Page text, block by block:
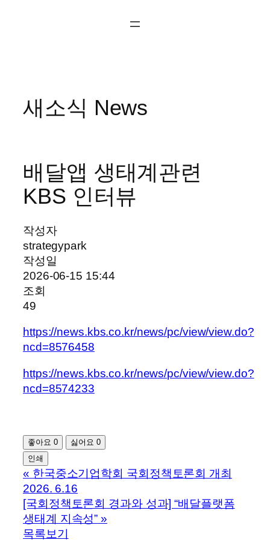
새소식 News
배달앱 생태계관련
KBS 인터뷰
작성자
strategypark
작성일
2026-06-15 15:44
조회
49
https://news.kbs.co.kr/news/pc/view/view.do?
ncd=8576458
https://news.kbs.co.kr/news/pc/view/view.do?
ncd=8574233
좋아요 0 싫어요 0
인쇄
« 한국중소기업학회 국회정책토론회 개최
2026. 6.16
[국회정책토론회 경과와 성과] “배달플랫폼
생태계 지속성” »
목록보기